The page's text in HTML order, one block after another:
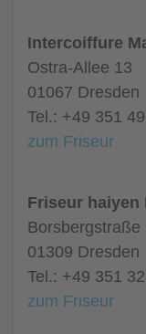
Intercoiffure
Ostra-Allee 13
01067 Dresden
Tel.: +49 351
zum Friseur
Friseur haiyen
Borsbergstraße
01309 Dresden
Tel.: +49 351
zum Friseur